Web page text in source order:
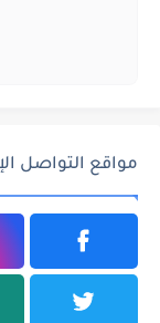
مواقع التواصل